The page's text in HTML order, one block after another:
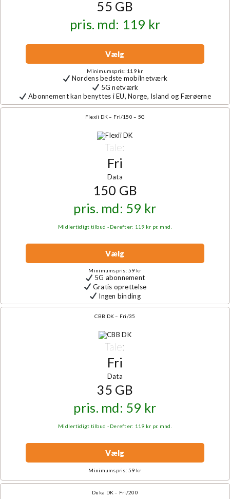
55 GB
pris. md: 119 kr
Vælg
Minimumspris: 119 kr
Nordens bedste mobilnetværk
5G netværk
Abonnement kan benyttes i EU, Norge, Island og Færøerne
Flexii DK – Fri/150 – 5G
Tale:
Fri
Data
150 GB
pris. md: 59 kr
Midlertidigt tilbud - Derefter: 119 kr pr. mnd.
Vælg
Minimumspris: 59 kr
5G abonnement
Gratis oprettelse
Ingen binding
CBB DK – Fri/35
Tale:
Fri
Data
35 GB
pris. md: 59 kr
Midlertidigt tilbud - Derefter: 119 kr pr. mnd.
Vælg
Minimumspris: 59 kr
Duka DK – Fri/200